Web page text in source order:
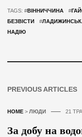
TAGS: #ВІННИЧЧИНА #
БЕЗВІСТИ
#
НАДІЮ
PREVIOUS ARTICLES
HOME > ЛЮДИ 21
За добу на